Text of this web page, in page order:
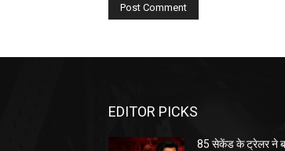
EDITOR PICKS
85 सेकेंड के ट्रेलर ने